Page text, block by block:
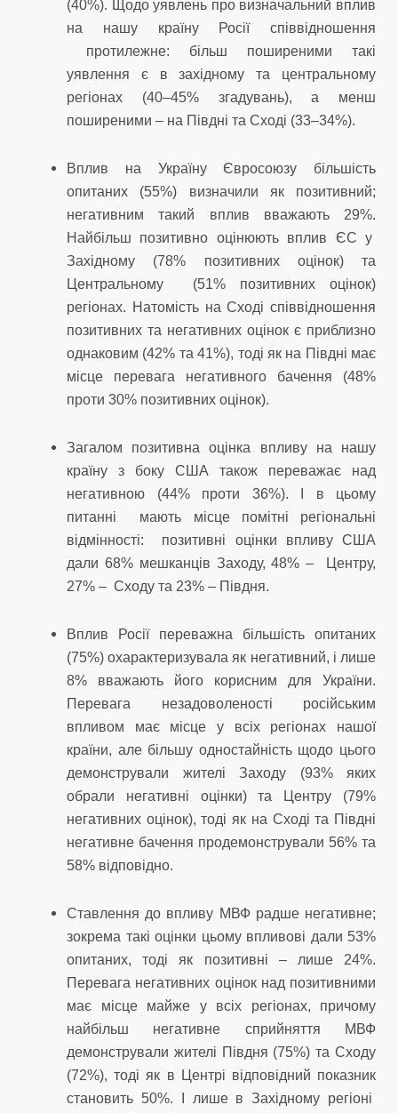
(40%). Щодо уявлень про визначальний вплив
на нашу країну Росії співвідношення
протилежне: більш поширеними такі
уявлення є в західному та центральному
регіонах (40–45% згадувань), а менш
поширеними – на Півдні та Сході (33–34%).
Вплив на Україну Євросоюзу більшість
опитаних (55%) визначили як позитивний;
негативним такий вплив вважають 29%.
Найбільш позитивно оцінюють вплив ЄС у
Західному (78% позитивних оцінок) та
Центральному (51% позитивних оцінок)
регіонах. Натомість на Сході співвідношення
позитивних та негативних оцінок є приблизно
однаковим (42% та 41%), тоді як на Півдні має
місце перевага негативного бачення (48%
проти 30% позитивних оцінок).
Загалом позитивна оцінка впливу на нашу
країну з боку США також переважає над
негативною (44% проти 36%). І в цьому
питанні мають місце помітні регіональні
відмінності: позитивні оцінки впливу США
дали 68% мешканців Заходу, 48% – Центру,
27% – Сходу та 23% – Півдня.
Вплив Росії переважна більшість опитаних
(75%) охарактеризувала як негативний, і лише
8% вважають його корисним для України.
Перевага незадоволеності російським
впливом має місце у всіх регіонах нашої
країни, але більшу одностайність щодо цього
демонстрували жителі Заходу (93% яких
обрали негативні оцінки) та Центру (79%
негативних оцінок), тоді як на Сході та Півдні
негативне бачення продемонстрували 56% та
58% відповідно.
Ставлення до впливу МВФ радше негативне;
зокрема такі оцінки цьому впливові дали 53%
опитаних, тоді як позитивні – лише 24%.
Перевага негативних оцінок над позитивними
має місце майже у всіх регіонах, причому
найбільш негативне сприйняття МВФ
демонстрували жителі Півдня (75%) та Сходу
(72%), тоді як в Центрі відповідний показник
становить 50%. І лише в Західному регіоні